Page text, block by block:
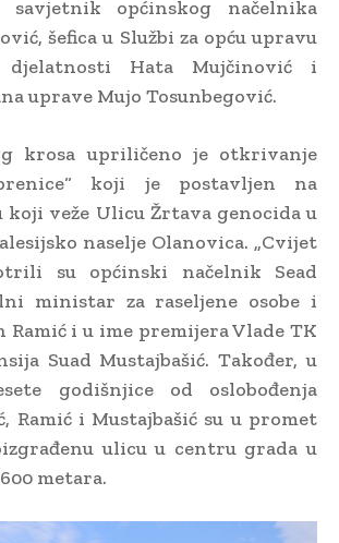
savjetnik općinskog načelnika
šefica u Službi za opću upravu
Hata Mujčinović i
uprave Mujo Tosunbegović.
krosa upriličeno je otkrivanje
koji je postavljen na
veže Ulicu Žrtava genocida u
naselje Olanovica. „Cvijet
su općinski načelnik Sead
ministar za raseljene osobe i
Ramić i u ime premijera Vlade TK
Suad Mustajbašić. Također, u
godišnjice od oslobođenja
Ramić i Mustajbašić su u promet
ulicu u centru grada u
metara.